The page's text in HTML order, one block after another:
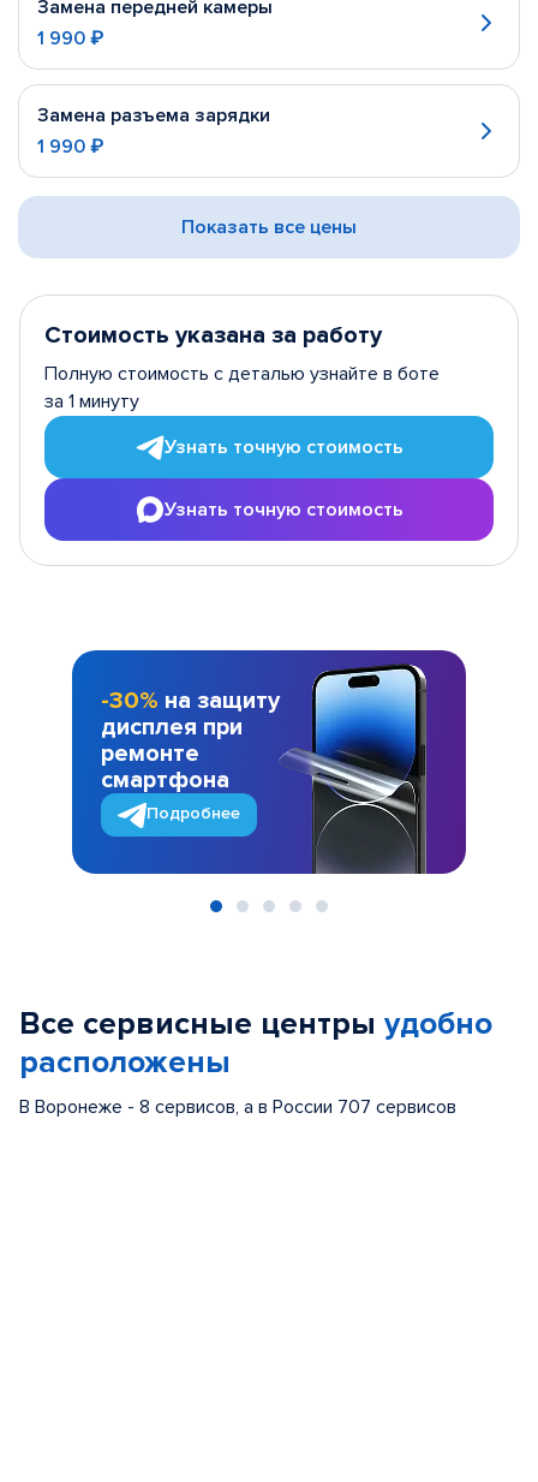
Замена передней камеры
1 990 ₽
Замена разъема зарядки
1 990 ₽
Показать все цены
Стоимость указана за работу
Полную стоимость с деталью узнайте в боте
за 1 минуту
Узнать точную стоимость
Узнать точную стоимость
-30% на защиту
дисплея при
ремонте
смартфона
Подробнее
Все сервисные центры удобно
расположены
В Воронеже - 8 сервисов, а в России 707 сервисов